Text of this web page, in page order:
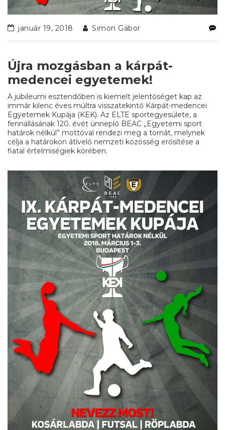
január 19, 2018 Simon Gábor
Újra mozgásban a kárpát-
medencei egyetemek!
A jubileumi esztendőben is kiemelt jelentőséget kap az
immár kilenc éves múltra visszatekintő Kárpát-medencei
Egyetemek Kupája (KEK). Az ELTE sportegyesülete, a
fennállásának 120. évét ünneplő BEAC „Egyetemi sport
határok nélkül” mottóval rendezi meg a tornát, melynek
célja a határokon átívelő nemzeti közösség erősítése a
fiatal értelmiségiek körében.